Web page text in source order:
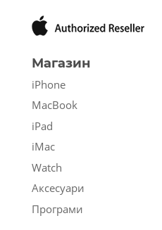
Магазин
iPhone
MacBook
iPad
iMac
Watch
Аксесуари
Програми